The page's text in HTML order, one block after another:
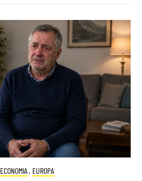
ECONOMIA , EUROPA